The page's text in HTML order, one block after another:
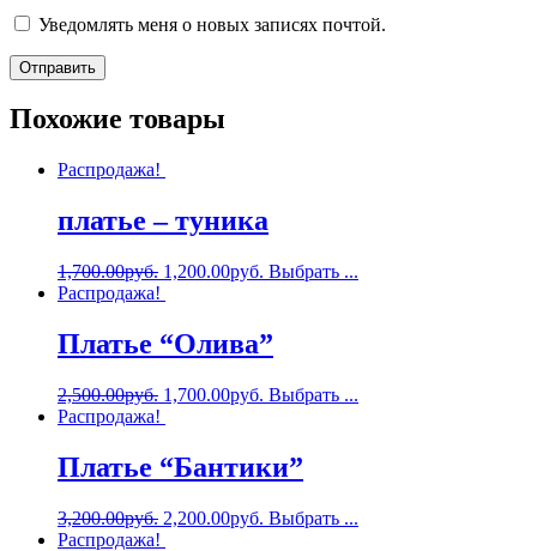
Уведомлять меня о новых записях почтой.
Похожие товары
Распродажа!
платье – туника
1,700.00руб. 1,200.00руб. Выбрать ...
Распродажа!
Платье “Олива”
2,500.00руб. 1,700.00руб. Выбрать ...
Распродажа!
Платье “Бантики”
3,200.00руб. 2,200.00руб. Выбрать ...
Распродажа!